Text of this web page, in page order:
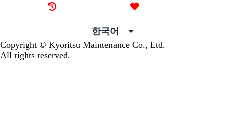
한국어
Copyright © Kyoritsu Maintenance Co., Ltd.
All rights reserved.